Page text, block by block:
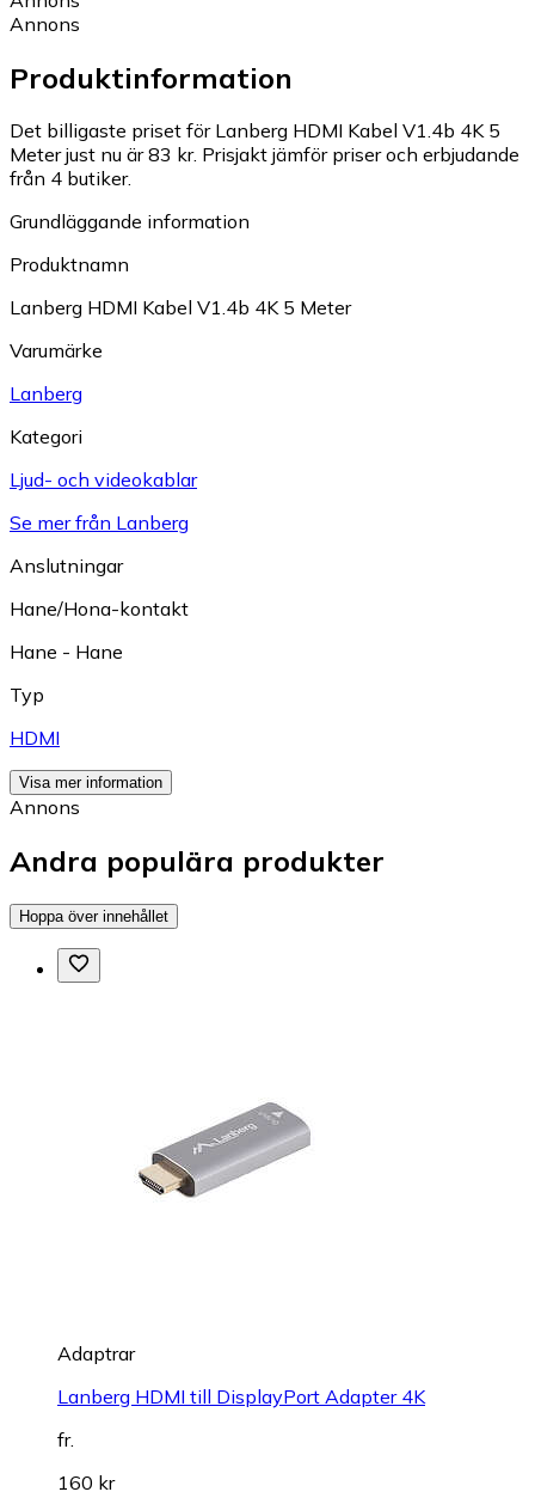
Annons
Produktinformation
Det billigaste priset för Lanberg HDMI Kabel V1.4b 4K 5
Meter just nu är 83 kr. Prisjakt jämför priser och erbjudande
från 4 butiker.
Grundläggande information
Produktnamn
Lanberg HDMI Kabel V1.4b 4K 5 Meter
Varumärke
Lanberg
Kategori
Ljud- och videokablar
Se mer från Lanberg
Anslutningar
Hane/Hona-kontakt
Hane - Hane
Typ
HDMI
Visa mer information
Annons
Andra populära produkter
Hoppa över innehållet
Adaptrar
Lanberg HDMI till DisplayPort Adapter 4K
fr.
160 kr